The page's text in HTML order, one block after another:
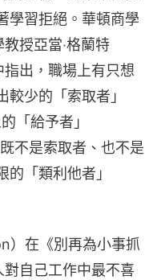
學習拒絕。華頓商學
授亞當‧格蘭特
指出，職場上有只想
少的「索取者」
「給予者」
不是索取者、也不是
「類利他者」
）在《別再為小事抓
自己工作中最不喜